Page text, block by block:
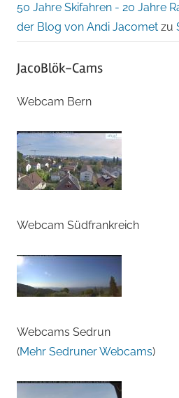
50 Jahre Skifahren - 20 Jahre
der Blog von Andi Jacomet zu
JacoBlök-Cams
Webcam Bern
Webcam Südfrankreich
Webcams Sedrun
(Mehr Sedruner Webcams)